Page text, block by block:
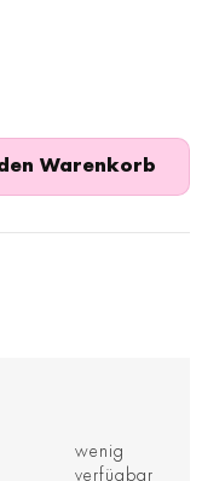
den Warenkorb
wenig
verfügbar